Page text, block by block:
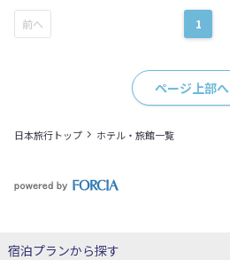
1
ページ上部へ
日本旅行トップ ホテル・旅館一覧
宿泊プランから探す